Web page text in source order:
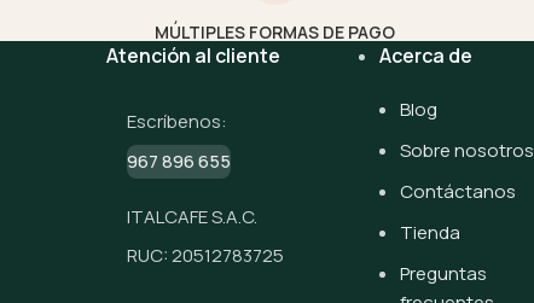
MÚLTIPLES FORMAS DE PAGO
Atención al cliente
Escríbenos:
967 896 655
ITALCAFE S.A.C.
RUC: 20512783725
Acerca de
Blog
Sobre nosotros
Contáctanos
Tienda
Preguntas